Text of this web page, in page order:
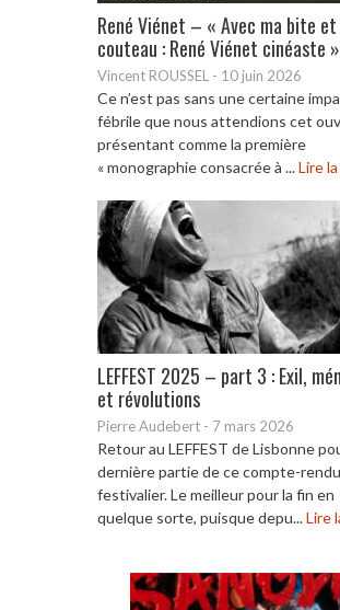
René Viénet – « Avec ma bite et
couteau : René Viénet cinéaste »
Vincent ROUSSEL - 10 juin 2026
Ce n’est pas sans une certaine
fébrile que nous attendions cet
présentant comme la première
« monographie consacrée à ...Lire
LEFFEST 2025 – part 3 : Exil,
et révolutions
Pierre Audebert - 7 mars 2026
Retour au LEFFEST de Lisbonne
dernière partie de ce compte-rendu
festivalier. Le meilleur pour la fin en
quelque sorte, puisque depu...Lire